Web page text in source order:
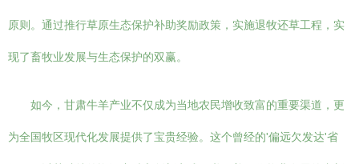
原则。通过推行草原生态保护补助奖励政策，实施退牧还草工程，实
现了畜牧业发展与生态保护的双赢。
如今，甘肃牛羊产业不仅成为当地农民增收致富的重要渠道，更
为全国牧区现代化发展提供了宝贵经验。这个曾经的'偏远欠发达'省